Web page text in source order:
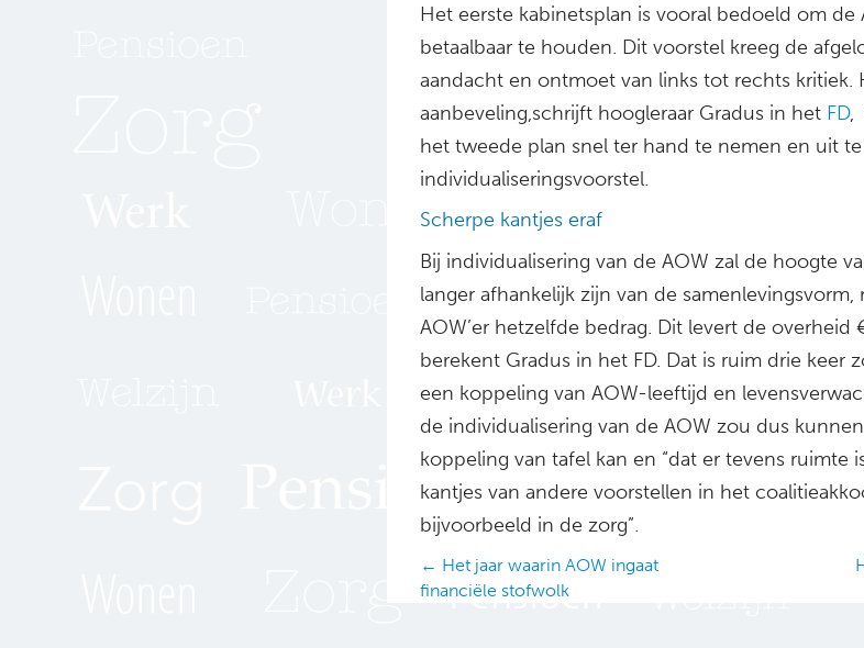
Het eerste kabinetsplan is vooral bedoeld om
betaalbaar te houden. Dit voorstel kreeg de
aandacht en ontmoet van links tot rechts kritiek.
aanbeveling,schrijft hoogleraar Gradus in het FD,
het tweede plan snel ter hand te nemen en uit
individualiseringsvoorstel.
Scherpe kantjes eraf
Bij individualisering van de AOW zal de hoogte
langer afhankelijk zijn van de samenlevingsvorm,
AOW’er hetzelfde bedrag. Dit levert de overheid
berekent Gradus in het FD. Dat is ruim drie keer
een koppeling van AOW-leeftijd en
de individualisering van de AOW zou dus
koppeling van tafel kan en “dat er tevens ruimte
kantjes van andere voorstellen in het
bijvoorbeeld in de zorg”.
Posts
navigation
← Het jaar waarin AOW ingaat
financiële stofwolk